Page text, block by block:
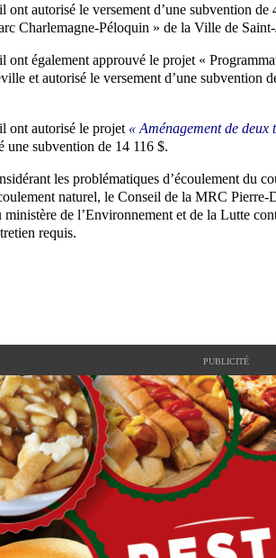
ont autorisé le versement d’une subvention
Charlemagne-Péloquin » de la Ville de
ont également approuvé le projet «
et autorisé le versement d’une subvention
ont autorisé le projet « Aménagement de
une subvention de 14 116 $.
les problématiques d’écoulement du
naturel, le Conseil de la MRC Pierre-
ministère de l’Environnement et de la Lutte
requis.
PUBLICITÉ